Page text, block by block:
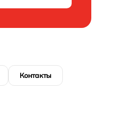
Контакты